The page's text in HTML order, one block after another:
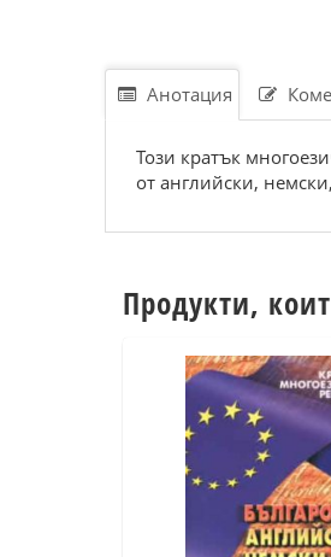
Анотация
Този кратък
от английски,
Продукти,